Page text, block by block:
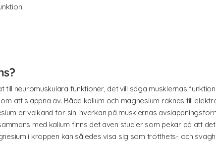
till neuromuskulära funktioner, det vill säga musklernas
att slappna av. Både kalium och magnesium räknas till
är välkänd för sin inverkan på musklernas
med kalium finns det även studier som pekar på att
i kroppen kan således visa sig som trötthets- och